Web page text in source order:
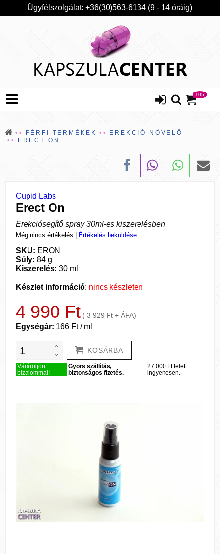
Ügyfélszolgálat: +36(30)563-6134 (9 - 14 óráig)
105
FÉRFI TERMÉKEK
EREKCIÓ NÖVELŐ
ERECT ON
Cupid Labs
Erect On
Erekciósegítő spray 30ml-es kiszerelésben
Még nincs értékelés Értékelés beküldése
SKU: ERON
Súly: 84 g
Kiszerelés: 30 ml
Készlet információ: nincs készleten
4 990 Ft ( 3 929 Ft + ÁFA)
Egységár: 166 Ft / ml
KOSÁRBA
Várároljon
bizalommal!
Gyors szállítás,
biztonságos fizetés.
27.000 Ft felett
ingyenesen.